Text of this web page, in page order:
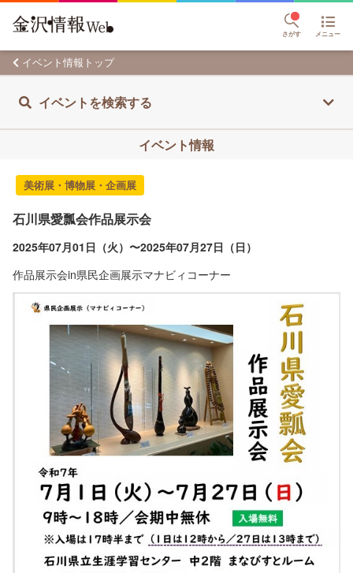
さがす メニュー
イベント情報トップ
イベントを検索する
イベント情報
美術展・博物展・企画展
石川県愛瓢会作品展示会
2025年07月01日（火）〜2025年07月27日（日）
作品展示会in県民企画展示マナビィコーナー